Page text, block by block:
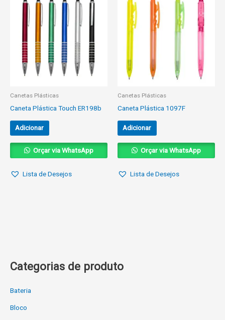
Categorias de produto
Bateria
Bloco
Canetas Plásticas
Caneta Plástica Touch ER198b
Adicionar
Orçar via WhatsApp
Lista de Desejos
Canetas Plásticas
Caneta Plástica 1097F
Adicionar
Orçar via WhatsApp
Lista de Desejos